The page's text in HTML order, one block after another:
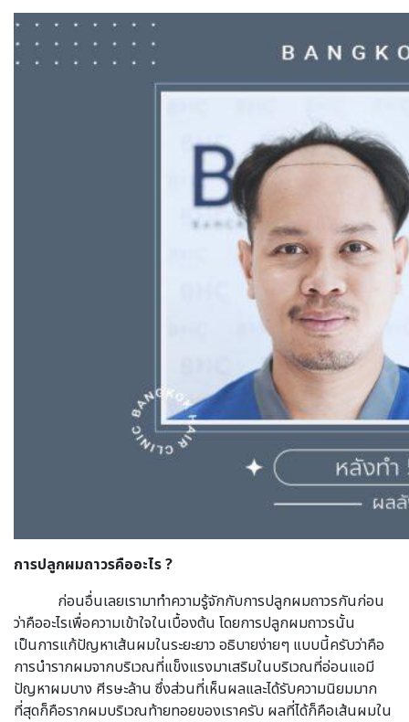
การปลูกผมถาวรคืออะไร ?
ก่อนอื่นเลยเรามาทำความรู้จักกับการปลูกผมถาวรกันก่อน
ว่าคืออะไรเพื่อความเข้าใจในเบื้องต้น โดยการปลูกผมถาวรนั้น
เป็นการแก้ปัญหาเส้นผมในระยะยาว อธิบายง่ายๆ แบบนี้ครับว่าคือ
การนำรากผมจากบริเวณที่แข็งแรงมาเสริมในบริเวณที่อ่อนแอมี
ปัญหาผมบาง ศีรษะล้าน ซึ่งส่วนที่เห็นผลและได้รับความนิยมมาก
ที่สุดก็คือรากผมบริเวณท้ายทอยของเราครับ ผลที่ได้ก็คือเส้นผมใน